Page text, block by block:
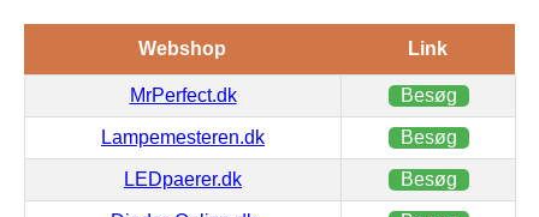
Webshop Link
MrPerfect.dk Besøg
Lampemesteren.dk Besøg
LEDpaerer.dk Besøg